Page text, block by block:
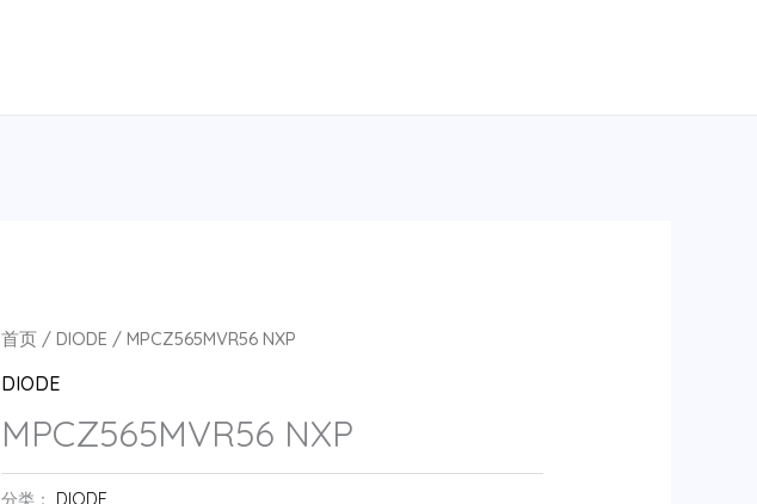
首页 /DIODE / MPCZ565MVR56 NXP
DIODE
MPCZ565MVR56 NXP
分类： DIODE